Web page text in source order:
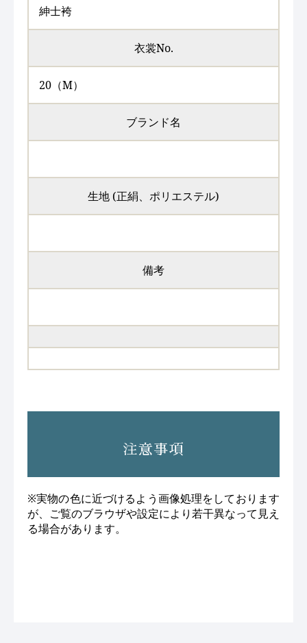
紳士袴
衣裳No.
20（M）
ブランド名
生地 (正絹、ポリエステル)
備考
注意事項
※実物の色に近づけるよう画像処理をしております
が、ご覧のブラウザや設定により若干異なって見え
る場合があります。